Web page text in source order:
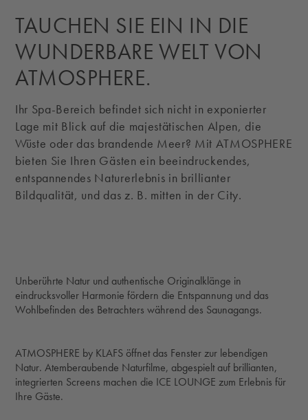
TAUCHEN SIE EIN IN DIE
WUNDERBARE WELT VON
ATMOSPHERE.
Ihr Spa-Bereich befindet sich nicht in exponierter
Lage mit Blick auf die majestätischen Alpen, die
Wüste oder das brandende Meer? Mit ATMOSPHERE
bieten Sie Ihren Gästen ein beeindruckendes,
entspannendes Naturerlebnis in brillianter
Bildqualität, und das z. B. mitten in der City.
Unberührte Natur und authentische Originalklänge in
eindrucksvoller Harmonie fördern die Entspannung und das
Wohlbefinden des Betrachters während des Saunagangs.
ATMOSPHERE by KLAFS öffnet das Fenster zur lebendigen
Natur. Atemberaubende Naturfilme, abgespielt auf brillianten,
integrierten Screens machen die ICE LOUNGE zum Erlebnis für
Ihre Gäste.